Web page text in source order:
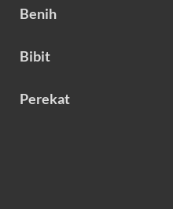
Benih
Bibit
Perekat